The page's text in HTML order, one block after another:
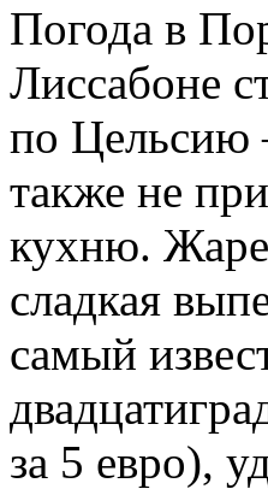
Погода в
Лиссабоне
по Цельсию
также не
кухню.
сладкая
самый
за 5 евро),